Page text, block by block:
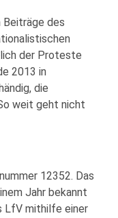
Beiträge des
der Proteste
2013 in
die
weit geht nicht
12352. Das
Jahr bekannt
LfV mithilfe einer